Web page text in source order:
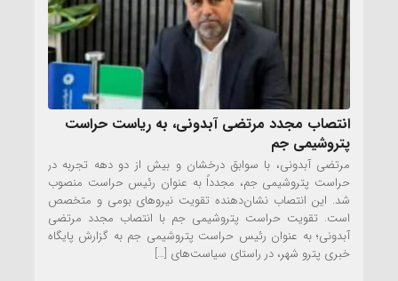
انتصاب مجدد مرتضی آبدونی، به ریاست حراست
پتروشیمی جم
مرتضی آبدونی، با سوابق درخشان و بیش از دو دهه تجربه در
حراست پتروشیمی جم، مجدداً به عنوان رئیس حراست منصوب
شد. این انتصاب نشان‌دهنده تقویت نیروهای بومی و متخصص
است. تقویت حراست پتروشیمی جم با انتصاب مجدد مرتضی
آبدونی؛ به عنوان رئیس حراست پتروشیمی جم به گزارش پایگاه
خبری پترو شهر، در راستای سیاست‌های […]